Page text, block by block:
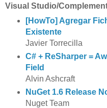
Visual Studio/
[HowTo] Agregar
Existente
Javier Torrecilla
C# + ReSharper =
Field
Alvin Ashcraft
NuGet 1.6 Release
Nuget Team